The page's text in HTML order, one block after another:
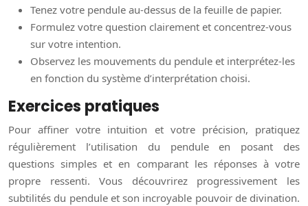
Tenez votre pendule au-dessus de la feuille de papier.
Formulez votre question clairement et concentrez-vous
sur votre intention.
Observez les mouvements du pendule et interprétez-les
en fonction du système d’interprétation choisi.
Exercices pratiques
Pour affiner votre intuition et votre précision, pratiquez
régulièrement l’utilisation du pendule en posant des
questions simples et en comparant les réponses à votre
propre ressenti. Vous découvrirez progressivement les
subtilités du pendule et son incroyable pouvoir de divination.